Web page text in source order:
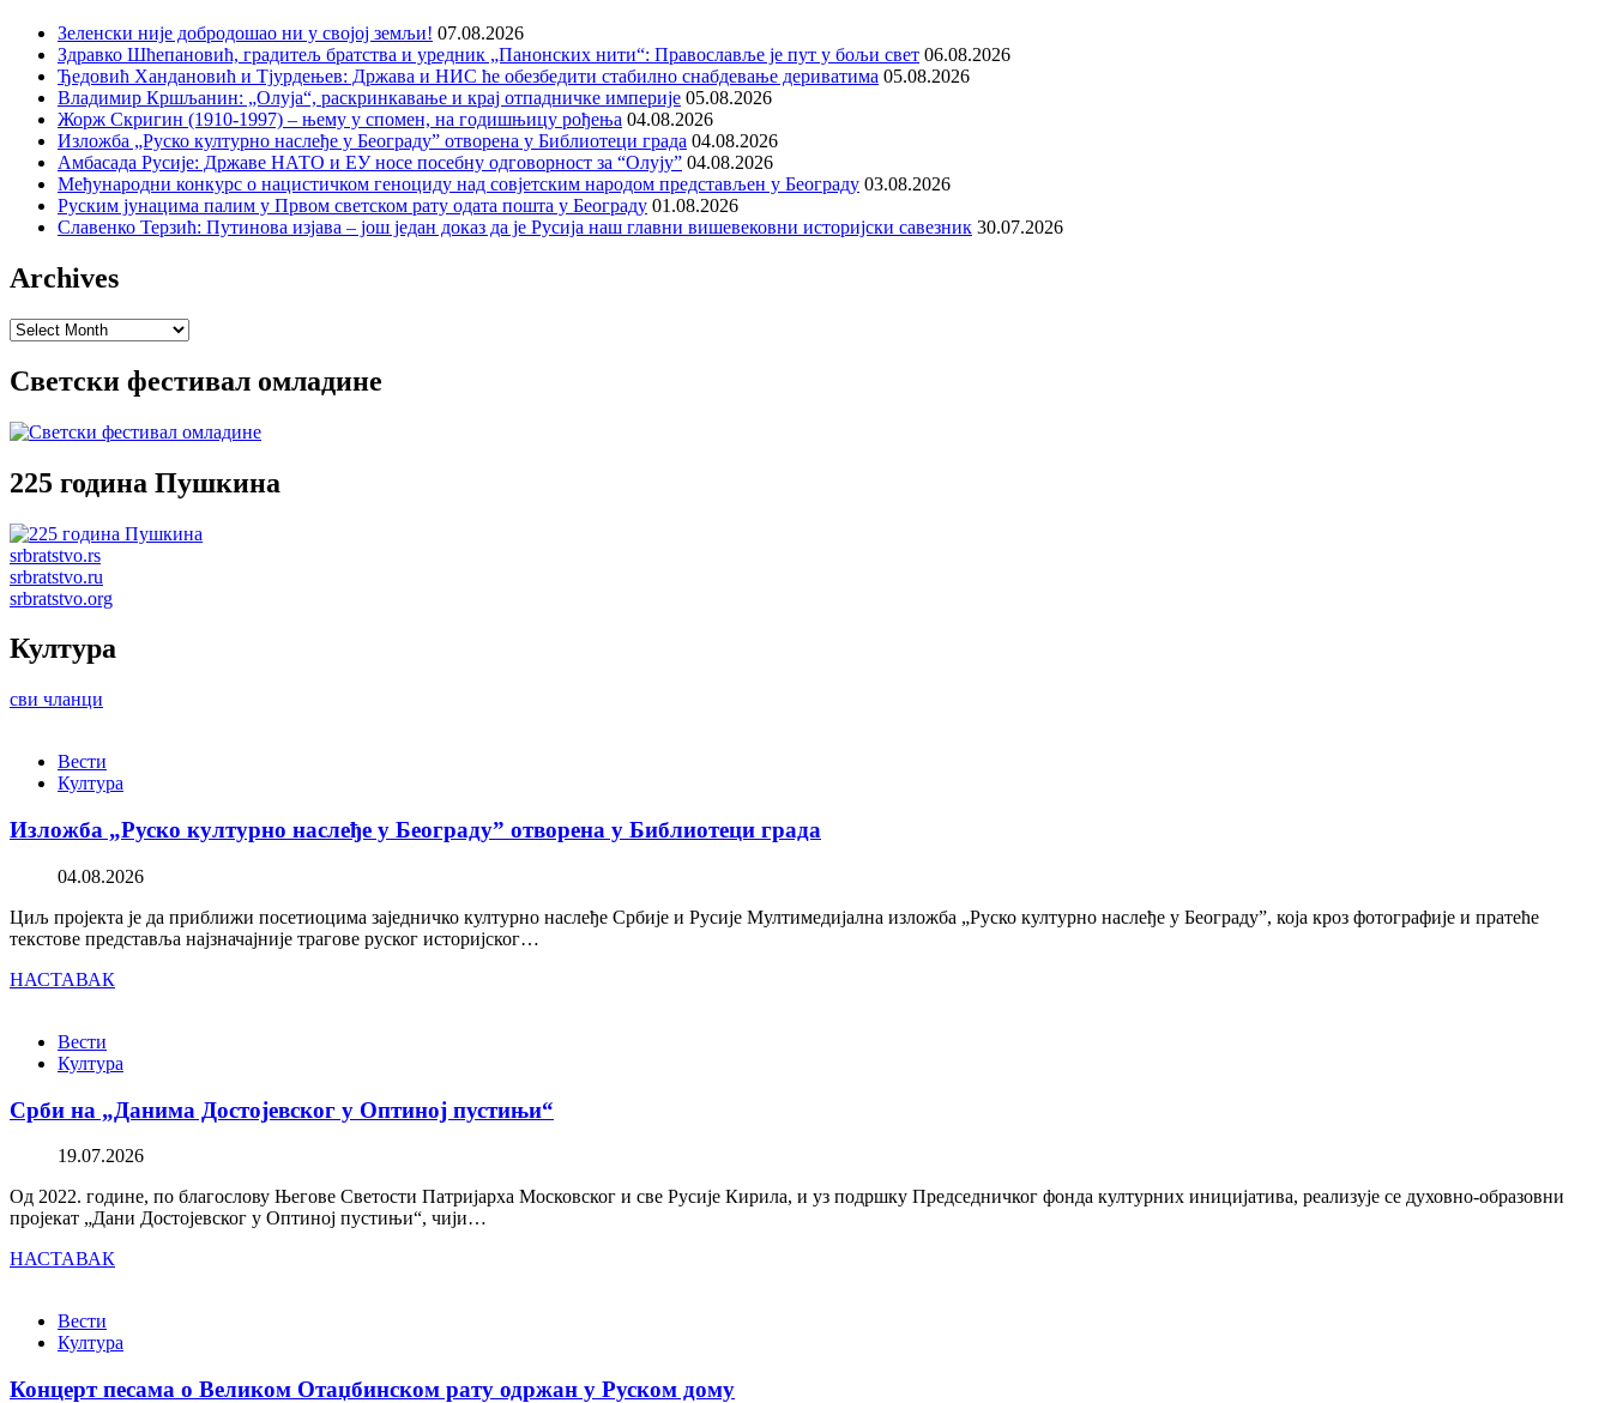
Зеленски није добродошао ни у својој земљи! 07.08.2026
Здравко Шћепановић, градитељ братства и уредник „Панонских нити“: Православље је пут у бољи свет 06.08.2026
Ђедовић Хандановић и Тјурдењев: Држава и НИС ће обезбедити стабилно снабдевање дериватима 05.08.2026
Владимир Кршљанин: „Олуја“, раскринкавање и крај отпадничке империје 05.08.2026
Жорж Скригин (1910-1997) – њему у спомен, на годишњицу рођења 04.08.2026
Изложба „Руско културно наслеђе у Београду” отворена у Библиотеци града 04.08.2026
Амбасада Русије: Државе НАТО и ЕУ носе посебну одговорност за “Олују” 04.08.2026
Међународни конкурс о нацистичком геноциду над совјетским народом представљен у Београду 03.08.2026
Руским јунацима палим у Првом светском рату одата пошта у Београду 01.08.2026
Славенко Терзић: Путинова изјава – још један доказ да је Русија наш главни вишевековни историјски савезник 30.07.2026
Archives
Archives
Светски фестивал омладине
225 година Пушкина
srbratstvo.rs
srbratstvo.ru
srbratstvo.org
Култура
сви чланци
Вести
Култура
Изложба „Руско културно наслеђе у Београду” отворена у Библиотеци града
04.08.2026
Циљ пројекта је да приближи посетиоцима заједничко културно наслеђе Србије и Русије Мултимедијална изложба „Руско културно наслеђе у Београду”, која кроз фотографије и пратеће
текстове представља најзначајније трагове руског историјског…
НАСТАВАК
Вести
Култура
Срби на „Данима Достојевског у Оптиној пустињи“
19.07.2026
Од 2022. године, по благослову Његове Светости Патријарха Московског и све Русије Кирила, и уз подршку Председничког фонда културних иницијатива, реализује се духовно-образовни
пројекат „Дани Достојевског у Оптиној пустињи“, чији…
НАСТАВАК
Вести
Култура
Концерт песама о Великом Отаџбинском рату одржан у Руском дому